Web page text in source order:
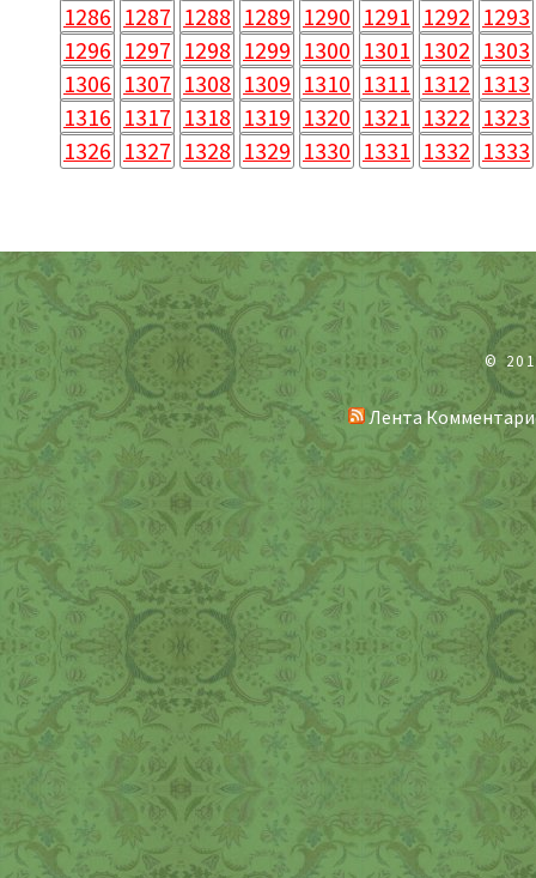
1286 1287 1288 1289 1290 1291 1292 1293
1296 1297 1298 1299 1300 1301 1302 1303
1306 1307 1308 1309 1310 1311 1312 1313
1316 1317 1318 1319 1320 1321 1322 1323
1326 1327 1328 1329 1330 1331 1332 1333
©
Лента